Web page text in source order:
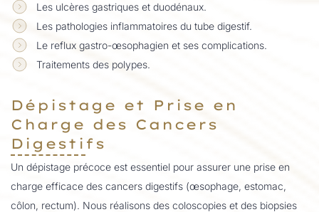
Les ulcères gastriques et duodénaux.
Les pathologies inflammatoires du tube digestif.
Le reflux gastro-œsophagien et ses complications.
Traitements des polypes.
Dépistage et Prise en
Charge des Cancers
Digestifs
Un dépistage précoce est essentiel pour assurer une prise en
charge efficace des cancers digestifs (œsophage, estomac,
côlon, rectum). Nous réalisons des coloscopies et des biopsies